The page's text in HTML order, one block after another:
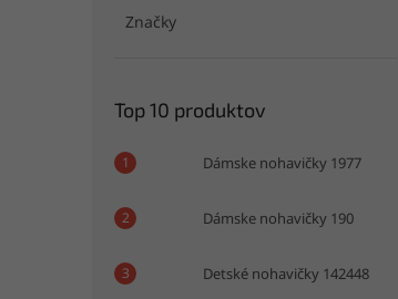
Značky
Top 10 produktov
Dámske nohavičky 1977
Dámske nohavičky 190
Detské nohavičky 142448